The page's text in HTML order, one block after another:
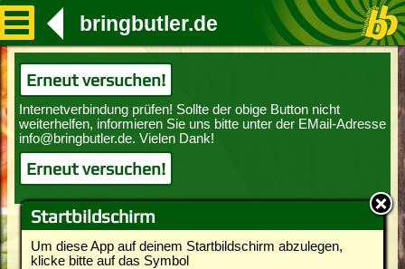
Startbildschirm
Um diese App auf deinem Startbildschirm abzulegen,
klicke bitte auf das Symbol
bringbutler.de
Erneut versuchen!
Erneut versuchen!